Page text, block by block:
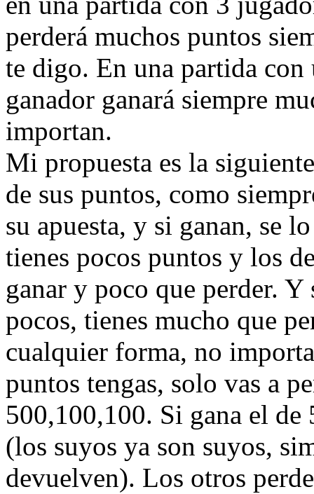
perderá muchos puntos
te digo. En una partida
ganador ganará siempre
importan.
Mi propuesta es la
de sus puntos, como
su apuesta, y si ganan, se
tienes pocos puntos y los
ganar y poco que perder.
pocos, tienes mucho que
cualquier forma, no
puntos tengas, solo vas a
500,100,100. Si gana el
(los suyos ya son suyos,
devuelven). Los otros